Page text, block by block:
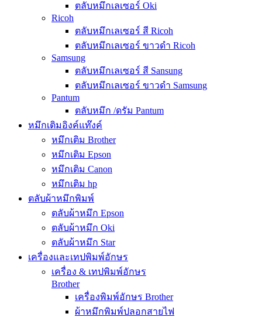
ตลับหมึกเลเซอร์ Oki
Ricoh
ตลับหมึกเลเซอร์ สี Ricoh
ตลับหมึกเลเซอร์ ขาวดำ Ricoh
Samsung
ตลับหมึกเลเซอร์ สี Sansung
ตลับหมึกเลเซอร์ ขาวดำ Samsung
Pantum
ตลับหมึก /ดรัม Pantum
หมึกเติมอิงค์แท๊งค์
หมึกเติม Brother
หมึกเติม Epson
หมึกเติม Canon
หมึกเติม hp
ตลับผ้าหมึกพิมพ์
ตลับผ้าหมึก Epson
ตลับผ้าหมึก Oki
ตลับผ้าหมึก Star
เครื่องและเทปพิมพ์อักษร
เครื่อง & เทปพิมพ์อักษร
Brother
เครื่องพิมพ์อักษร Brother
ผ้าหมึกพิมพ์ปลอกสายไฟ